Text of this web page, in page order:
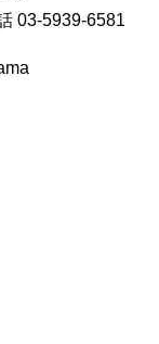
03-5939-6581